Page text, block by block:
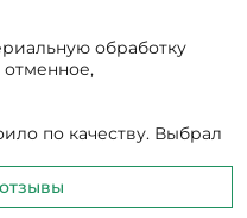
veniam.
обработку
по качеству. Выбрал